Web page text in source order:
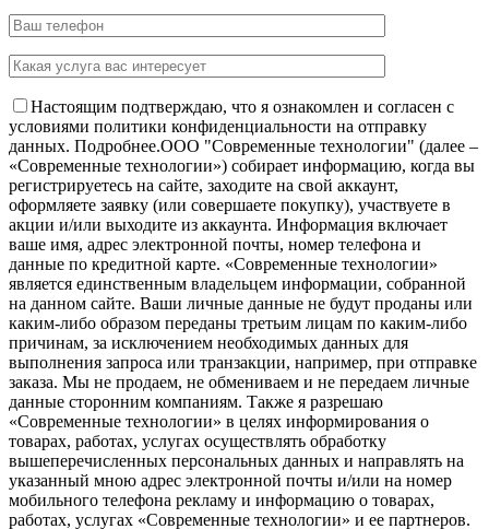
Настоящим подтверждаю, что я ознакомлен и согласен с
условиями политики конфиденциальности на отправку
данных. Подробнее.OOO "Современные технологии" (далее –
«Современные технологии») собирает информацию, когда вы
регистрируетесь на сайте, заходите на свой аккаунт,
оформляете заявку (или совершаете покупку), участвуете в
акции и/или выходите из аккаунта. Информация включает
ваше имя, адрес электронной почты, номер телефона и
данные по кредитной карте. «Современные технологии»
является единственным владельцем информации, собранной
на данном сайте. Ваши личные данные не будут проданы или
каким-либо образом переданы третьим лицам по каким-либо
причинам, за исключением необходимых данных для
выполнения запроса или транзакции, например, при отправке
заказа. Мы не продаем, не обмениваем и не передаем личные
данные сторонним компаниям. Также я разрешаю
«Современные технологии» в целях информирования о
товарах, работах, услугах осуществлять обработку
вышеперечисленных персональных данных и направлять на
указанный мною адрес электронной почты и/или на номер
мобильного телефона рекламу и информацию о товарах,
работах, услугах «Современные технологии» и ее партнеров.